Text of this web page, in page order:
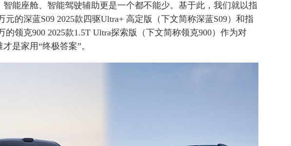
智能座舱、智能驾驶辅助更是一个都不能少。基于此，我们就以指
元的深蓝S09 2025款四驱Ultra+ 高定版（下文简称深蓝S09）和指
的领克900 2025款1.5T Ultra探索版（下文简称领克900）作为对
是家用“终极答案”。